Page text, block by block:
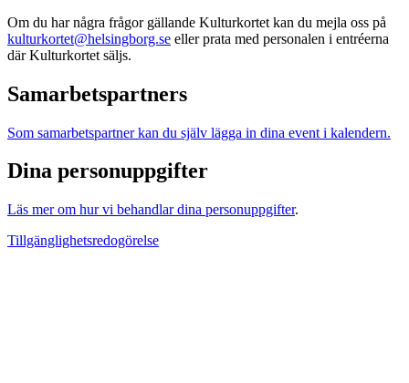
Om du har några frågor gällande Kulturkortet kan du mejla oss på
kulturkortet@helsingborg.se eller prata med personalen i entréerna
där Kulturkortet säljs.
Samarbetspartners
Som samarbetspartner kan du själv lägga in dina event i kalendern.
Dina personuppgifter
Läs mer om hur vi behandlar dina personuppgifter.
Tillgänglighetsredogörelse